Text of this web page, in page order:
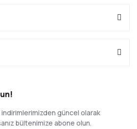
indirimlerimizden güncel olarak
bültenimize abone olun.